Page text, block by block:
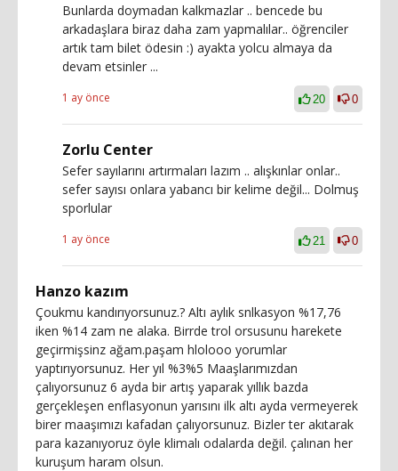
Bunlarda doymadan kalkmazlar .. bencede bu
arkadaşlara biraz daha zam yapmalılar.. öğrenciler
artık tam bilet ödesin :) ayakta yolcu almaya da
devam etsinler ...
1 ay önce 20 0
Zorlu Center
Sefer sayılarını artırmaları lazım .. alışkınlar onlar..
sefer sayısı onlara yabancı bir kelime değil... Dolmuş
sporlular
1 ay önce 21 0
Hanzo kazım
Çoukmu kandırıyorsunuz.? Altı aylık snlkasyon %17,76
iken %14 zam ne alaka. Birrde trol orsusunu harekete
geçirmişsinz ağam.paşam hlolooo yorumlar
yaptırıyorsunuz. Her yıl %3%5 Maaşlarımızdan
çalıyorsunuz 6 ayda bir artış yaparak yıllık bazda
gerçekleşen enflasyonun yarısını ilk altı ayda vermeyerek
birer maaşımızı kafadan çalıyorsunuz. Bizler ter akıtarak
para kazanıyoruz öyle klimalı odalarda değil. çalınan her
kuruşum haram olsun.